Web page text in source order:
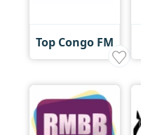
Top Congo FM